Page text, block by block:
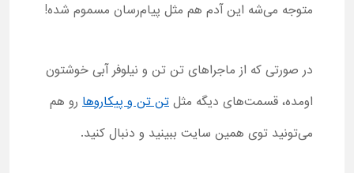
متوجه می‌شه این آدم هم مثل پیام‌رسان مسموم شده!
در صورتی که از ماجراهای تن تن و نیلوفر آبی خوشتون
اومده، قسمت‌های دیگه مثل تن تن و پیکاروها رو هم
می‌تونید توی همین سایت ببینید و دنبال کنید.